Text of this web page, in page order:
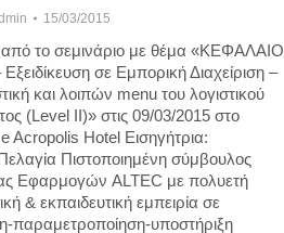
15/03/2015
από το σεμινάριο με θέμα «KΕΦΑΛΑΙΟ
σε Εμπορική Διαχείριση –
και λοιπών menu του λογιστικού
(Level ΙI)» στις 09/03/2015 στο
Acropolis Hotel Εισηγήτρια:
Πιστοποιημένη σύμβουλος
Εφαρμογών ALTEC με πολυετή
& εκπαιδευτική εμπειρία σε
παραμετροποίηση-υποστήριξη